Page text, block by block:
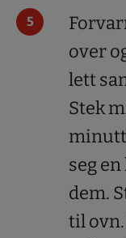
over
lett
Stek
seg
dem.
til